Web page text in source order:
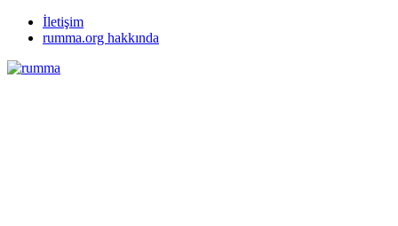
İletişim
rumma.org hakkında